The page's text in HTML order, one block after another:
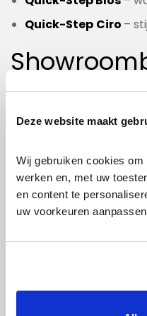
Deze website maakt
Wij gebruiken cookies
werken en, met uw
en content te
uw voorkeuren
Quick-Step Ciro –
ontdek
van
Wil je de verschillende
en voelen? Bezoek
Amsterdam. Onze
graag met advies en
diverse collecties. Zo
keuze, passend bij
Vraag